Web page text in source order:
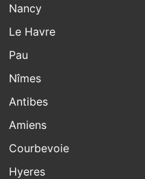
Nancy
Le Havre
Pau
Nîmes
Antibes
Amiens
Courbevoie
Hyeres